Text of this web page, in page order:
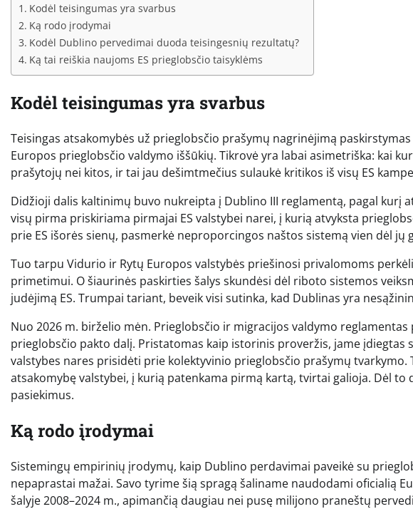
Kodėl teisingumas yra svarbus
Ką rodo įrodymai
Kodėl Dublino pervedimai duoda teisingesnių rezultatų?
Ką tai reiškia naujoms ES prieglobsčio taisyklėms
Kodėl teisingumas yra svarbus
Teisingas atsakomybės už prieglobsčio prašymų nagrinėjimą
Europos prieglobsčio valdymo iššūkių. Tikrovė yra labai asimetriška: kai
prašytojų nei kitos, ir tai jau dešimtmečius sulaukė kritikos iš visų ES
Didžioji dalis kaltinimų buvo nukreipta į Dublino III reglamentą, pagal kurį
visų pirma priskiriama pirmajai ES valstybei narei, į kurią atvyksta
prie ES išorės sienų, pasmerkė neproporcingos naštos sistemą vien dėl jų
Tuo tarpu Vidurio ir Rytų Europos valstybės priešinosi privalomoms
primetimui. O šiaurinės paskirties šalys skundėsi dėl riboto sistemos
judėjimą ES. Trumpai tariant, beveik visi sutinka, kad Dublinas yra
Nuo 2026 m. birželio mėn. Prieglobsčio ir migracijos valdymo
prieglobsčio pakto dalį. Pristatomas kaip istorinis proveržis, jame įdiegtas
valstybes nares prisidėti prie kolektyvinio prieglobsčio prašymų
atsakomybę valstybei, į kurią patenkama pirmą kartą, tvirtai galioja. Dėl
pasiekimus.
Ką rodo įrodymai
Sistemingų empirinių įrodymų, kaip Dublino perdavimai paveikė su
nepaprastai mažai. Savo tyrime šią spragą šaliname naudodami oficialią
šalyje 2008–2024 m., apimančią daugiau nei pusę milijono praneštų